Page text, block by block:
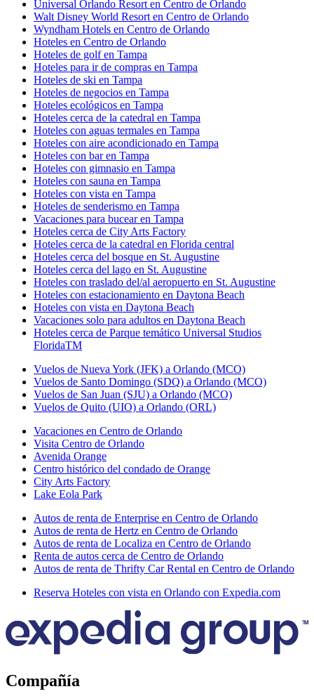
Universal Orlando Resort en Centro de Orlando
Walt Disney World Resort en Centro de Orlando
Wyndham Hotels en Centro de Orlando
Hoteles en Centro de Orlando
Hoteles de golf en Tampa
Hoteles para ir de compras en Tampa
Hoteles de ski en Tampa
Hoteles de negocios en Tampa
Hoteles ecológicos en Tampa
Hoteles cerca de la catedral en Tampa
Hoteles con aguas termales en Tampa
Hoteles con aire acondicionado en Tampa
Hoteles con bar en Tampa
Hoteles con gimnasio en Tampa
Hoteles con sauna en Tampa
Hoteles con vista en Tampa
Hoteles de senderismo en Tampa
Vacaciones para bucear en Tampa
Hoteles cerca de City Arts Factory
Hoteles cerca de la catedral en Florida central
Hoteles cerca del bosque en St. Augustine
Hoteles cerca del lago en St. Augustine
Hoteles con traslado del/al aeropuerto en St. Augustine
Hoteles con estacionamiento en Daytona Beach
Hoteles con vista en Daytona Beach
Vacaciones solo para adultos en Daytona Beach
Hoteles cerca de Parque temático Universal Studios
FloridaTM
Vuelos de Nueva York (JFK) a Orlando (MCO)
Vuelos de Santo Domingo (SDQ) a Orlando (MCO)
Vuelos de San Juan (SJU) a Orlando (MCO)
Vuelos de Quito (UIO) a Orlando (ORL)
Vacaciones en Centro de Orlando
Visita Centro de Orlando
Avenida Orange
Centro histórico del condado de Orange
City Arts Factory
Lake Eola Park
Autos de renta de Enterprise en Centro de Orlando
Autos de renta de Hertz en Centro de Orlando
Autos de renta de Localiza en Centro de Orlando
Renta de autos cerca de Centro de Orlando
Autos de renta de Thrifty Car Rental en Centro de Orlando
Reserva Hoteles con vista en Orlando con Expedia.com
Compañía